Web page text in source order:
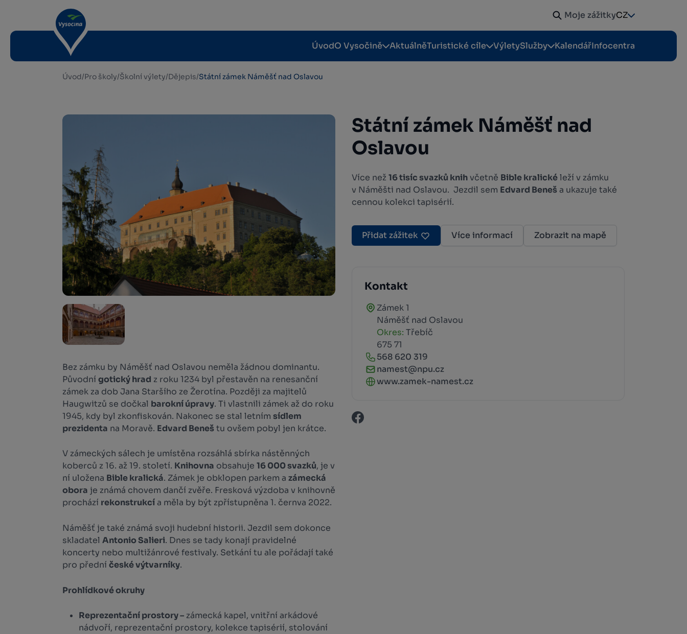
Moje zážitkyCZ
ÚvodO Vysočině AktuálněTuristické cíle VýletySlužby KalendářInfocentra
Úvod/Pro školy/Školní výlety/Dějepis/Státní zámek Náměšť nad Oslavou
Státní zámek Náměšť nad
Oslavou
Více než 16 tisíc svazků knihvčetně Bible kralickéleží v zámku
v Náměšti nad Oslavou. Jezdil sem Edvard Beneš a ukazuje také
cennou kolekci tapisérií.
Přidat zážitek Více informací Zobrazit na mapě
Kontakt
Zámek 1
Náměšť nad Oslavou
Okres: Třebíč
675 71
568 620 319
namest@npu.cz
www.zamek-namest.cz
Bez zámku by Náměšť nad Oslavou neměla žádnou dominantu.
Původní gotický hrad z roku 1234 byl přestavěn na renesanční
zámek za dob Jana Staršího ze Žerotína. Později za majitelů
Haugwitzů se dočkal barokní úpravy. Ti vlastnili zámek až do roku
1945, kdy byl zkonfiskován. Nakonec se stal letním sídlem
prezidenta na Moravě. Edvard Beneštu ovšem pobyl jen krátce.
V zámeckých sálech je umístěna rozsáhlá sbírka nástěnných
koberců z 16. až 19. století. Knihovna obsahuje 16 000 svazků, je v
ní uložena Bible kralická. Zámek je obklopen parkem a zámecká
obora je známá chovem dančí zvěře. Fresková výzdoba v knihovně
prochází rekonstrukcí a měla by být zpřístupněna 1. černva 2022.
Náměšť je také známá svoji hudební historii. Jezdil sem dokonce
skladatel Antonio Salieri. Dnes se tady konají pravidelné
koncerty nebo multižánrové festivaly. Setkání tu ale pořádají také
pro přední české výtvarníky.
Prohlídkové okruhy
Reprezentační prostory – zámecká kapel, vnitřní arkádové
nádvoří, reprezentační prostory, kolekce tapisérií, stolování